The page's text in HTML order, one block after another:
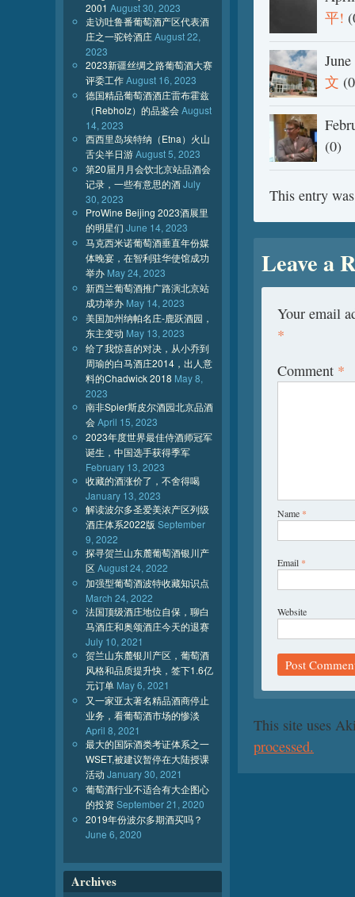
平!
文
(0)
This entry
Leave a
Your email
*
Comment *
Name *
Email *
Website
This site uses
processed.
2001 August 30, 2023
走访吐鲁番葡萄酒产区代表酒
庄之一驼铃酒庄August 22,
2023
2023新疆丝绸之路葡萄酒大赛
评委工作August 16, 2023
德国精品葡萄酒酒庄雷布霍兹
（Rebholz）的品鉴会August
14, 2023
西西里岛埃特纳（Etna）火山
舌尖半日游August 5, 2023
第20届月月会饮北京站品酒会
记录，一些有意思的酒July
30, 2023
ProWine Beijing 2023酒展里
的明星们 June 14, 2023
马克西米诺葡萄酒垂直年份媒
体晚宴，在智利驻华使馆成功
举办 May 24, 2023
新西兰葡萄酒推广路演北京站
成功举办 May 14, 2023
美国加州纳帕名庄-鹿跃酒园，
东主变动 May 13, 2023
给了我惊喜的对决，从小乔到
周瑜的白马酒庄2014，出人意
料的Chadwick 2018 May 8,
2023
南非Spier斯皮尔酒园北京品酒
会April 15, 2023
2023年度世界最佳侍酒师冠军
诞生，中国选手获得季军
February 13, 2023
收藏的酒涨价了，不舍得喝
January 13, 2023
解读波尔多圣爱美浓产区列级
酒庄体系2022版 September
9, 2022
探寻贺兰山东麓葡萄酒银川产
区August 24, 2022
加强型葡萄酒波特收藏知识点
March 24, 2022
法国顶级酒庄地位自保，聊白
马酒庄和奥颂酒庄今天的退赛
July 10, 2021
贺兰山东麓银川产区，葡萄酒
风格和品质提升快，签下1.6亿
元订单 May 6, 2021
又一家亚太著名精品酒商停止
业务，看葡萄酒市场的惨淡
April 8, 2021
最大的国际酒类考证体系之一
WSET,被建议暂停在大陆授课
活动 January 30, 2021
葡萄酒行业不适合有大企图心
的投资September 21, 2020
2019年份波尔多期酒买吗？
June 6, 2020
Archives